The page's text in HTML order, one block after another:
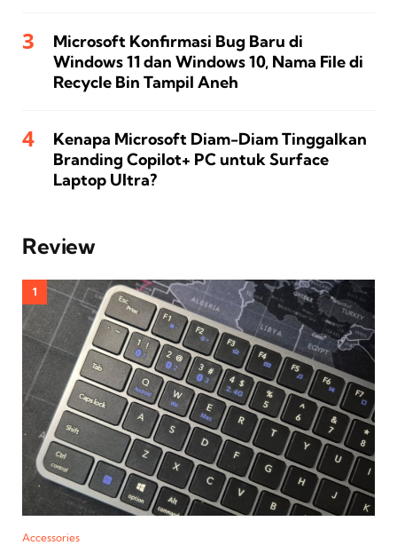
Microsoft Konfirmasi Bug Baru di
Windows 11 dan Windows 10, Nama File di
Recycle Bin Tampil Aneh
Kenapa Microsoft Diam-Diam Tinggalkan
Branding Copilot+ PC untuk Surface
Laptop Ultra?
Review
Accessories